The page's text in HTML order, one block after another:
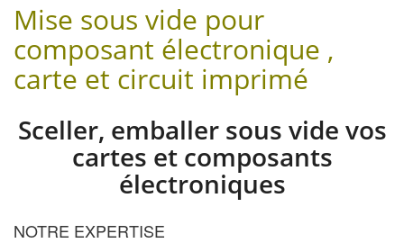
Mise sous vide pour
composant électronique ,
carte et circuit imprimé
Sceller, emballer sous vide vos
cartes et composants
électroniques
NOTRE EXPERTISE